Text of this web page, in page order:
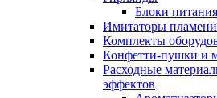
Блоки питания
Имитаторы пламени
Комплекты
Конфетти-пушки и
Расходные
эффектов